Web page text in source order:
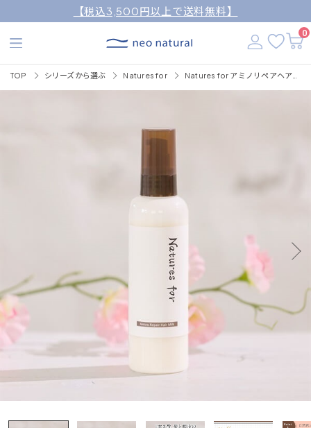
【税込3,500円以上で送料無料】
0
TOP シリーズから選ぶ Natures for